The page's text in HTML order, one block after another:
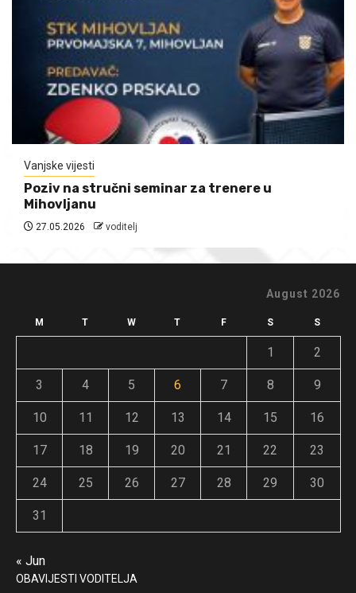
Vanjske vijesti
Poziv na stručni seminar za trenere u
Mihovljanu
27.05.2026 voditelj
August 2026
M T W T F S S
1 2
3 4 5 6 7 8 9
10 11 12 13 14 15 16
17 18 19 20 21 22 23
24 25 26 27 28 29 30
31
« Jun
OBAVIJESTI VODITELJA